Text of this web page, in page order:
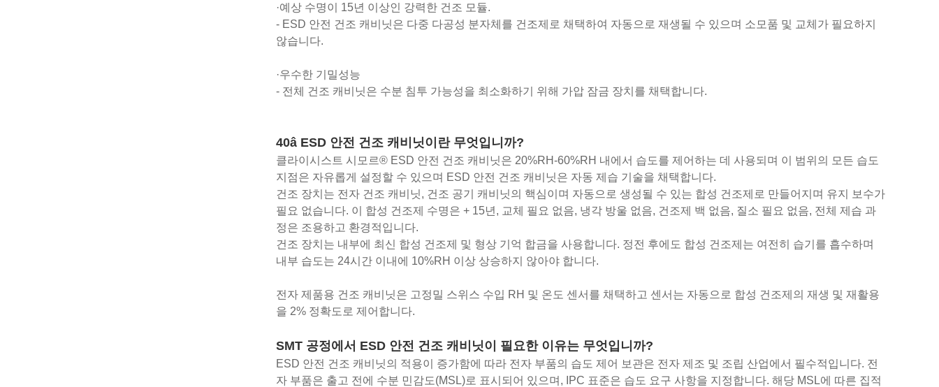
·예상 수명이 15년 이상인 강력한 건조 모듈.
- ESD 안전 건조 캐비닛은 다중 다공성 분자체를 건조제로 채택하여 자동으로 재생될 수 있으며 소모품 및 교체가 필요하지
않습니다.
·우수한 기밀성능
- 전체 건조 캐비닛은 수분 침투 가능성을 최소화하기 위해 가압 잠금 장치를 채택합니다.
40â ESD 안전 건조 캐비닛이란 무엇입니까?
클라이시스트 시모르® ESD 안전 건조 캐비닛은 20%RH-60%RH 내에서 습도를 제어하는 ​​데 사용되며 이 범위의 모든 습도
지점은 자유롭게 설정할 수 있으며 ESD 안전 건조 캐비닛은 자동 제습 기술을 채택합니다.
건조 장치는 전자 건조 캐비닛, 건조 공기 캐비닛의 핵심이며 자동으로 생성될 수 있는 합성 건조제로 만들어지며 유지 보수가
필요 없습니다. 이 합성 건조제 수명은 + 15년, 교체 필요 없음, 냉각 방울 없음, 건조제 백 없음, 질소 필요 없음, 전체 제습 과
정은 조용하고 환경적입니다.
건조 장치는 내부에 최신 합성 건조제 및 형상 기억 합금을 사용합니다. 정전 후에도 합성 건조제는 여전히 습기를 흡수하며
내부 습도는 24시간 이내에 10%RH 이상 상승하지 않아야 합니다.
전자 제품용 건조 캐비닛은 고정밀 스위스 수입 RH 및 온도 센서를 채택하고 센서는 자동으로 합성 건조제의 재생 및 재활용
을 2% 정확도로 제어합니다.
SMT 공정에서 ESD 안전 건조 캐비닛이 필요한 이유는 무엇입니까?
ESD 안전 건조 캐비닛의 적용이 증가함에 따라 전자 부품의 습도 제어 보관은 전자 제조 및 조립 산업에서 필수적입니다. 전
자 부품은 출고 전에 수분 민감도(MSL)로 표시되어 있으며, IPC 표준은 습도 요구 사항을 지정합니다. 해당 MSL에 따른 집적